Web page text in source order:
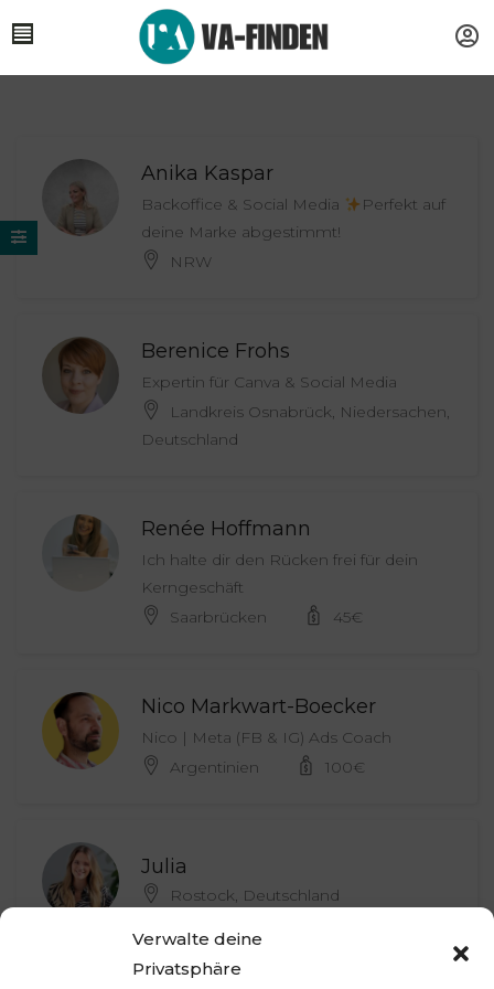
Verwalte deine
Privatsphäre
Anika Kaspar
Backoffice & Social Media
Perfekt auf
deine Marke abgestimmt!
NRW
Berenice Frohs
Expertin für Canva & Social Media
Landkreis Osnabrück, Niedersachen,
Deutschland
Renée Hoffmann
Ich halte dir den Rücken frei für dein
Kerngeschäft
Saarbrücken
45€
Nico Markwart-Boecker
Nico | Meta (FB & IG) Ads Coach
Argentinien
100€
Julia
Rostock, Deutschland